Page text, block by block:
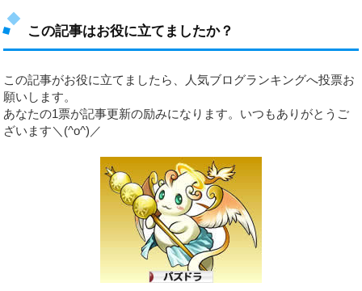
この記事はお役に立てましたか？
この記事がお役に立てましたら、人気ブログランキングへ投票お
願いします。
あなたの1票が記事更新の励みになります。いつもありがとうご
ざいます＼(^o^)／